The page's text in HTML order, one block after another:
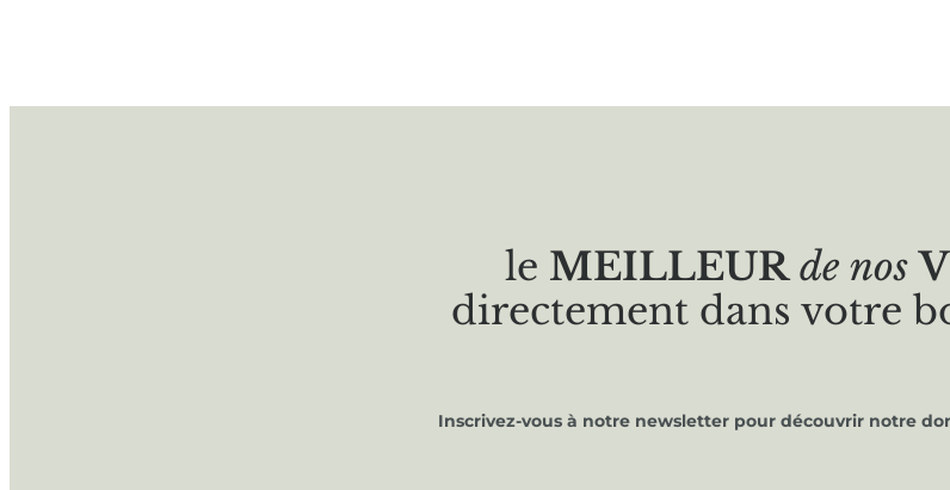
le MEILLEUR de nos
directement dans votre
Inscrivez-vous à notre newsletter pour découvrir notre